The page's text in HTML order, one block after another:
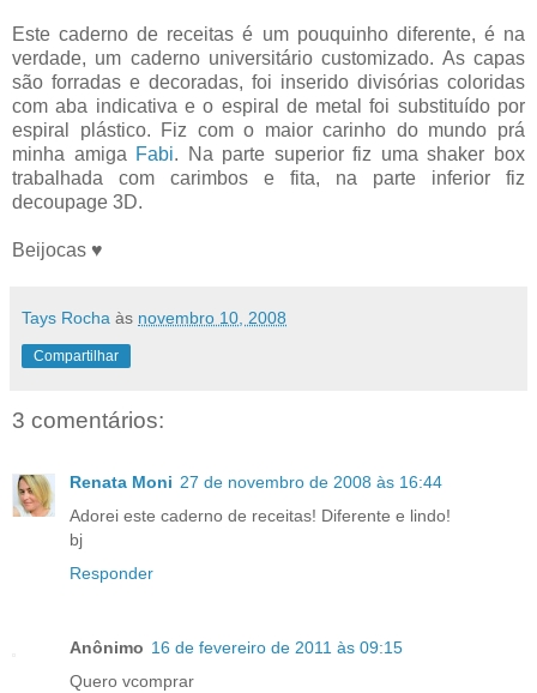
Este caderno de receitas é um pouquinho diferente, é na
verdade, um caderno universitário customizado. As capas
são forradas e decoradas, foi inserido divisórias coloridas
com aba indicativa e o espiral de metal foi substituído por
espiral plástico. Fiz com o maior carinho do mundo prá
minha amiga Fabi. Na parte superior fiz uma shaker box
trabalhada com carimbos e fita, na parte inferior fiz
decoupage 3D.
Beijocas ♥
Tays Rocha às novembro 10, 2008
Compartilhar
3 comentários:
Renata Moni 27 de novembro de 2008 às 16:44
Adorei este caderno de receitas! Diferente e lindo!
bj
Responder
Anônimo 16 de fevereiro de 2011 às 09:15
Quero vcomprar